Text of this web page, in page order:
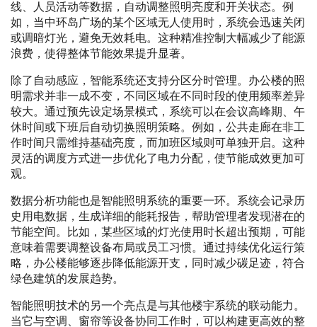
线、人员活动等数据，自动调整照明亮度和开关状态。例
如，当中环岛广场的某个区域无人使用时，系统会迅速关闭
或调暗灯光，避免无效耗电。这种精准控制大幅减少了能源
浪费，使得整体节能效果提升显著。
除了自动感应，智能系统还支持分区分时管理。办公楼的照
明需求并非一成不变，不同区域在不同时段的使用频率差异
较大。通过预先设定场景模式，系统可以在会议高峰期、午
休时间或下班后自动切换照明策略。例如，公共走廊在非工
作时间只需维持基础亮度，而加班区域则可单独开启。这种
灵活的调度方式进一步优化了电力分配，使节能成效更加可
观。
数据分析功能也是智能照明系统的重要一环。系统会记录历
史用电数据，生成详细的能耗报告，帮助管理者发现潜在的
节能空间。比如，某些区域的灯光使用时长超出预期，可能
意味着需要调整设备布局或员工习惯。通过持续优化运行策
略，办公楼能够逐步降低能源开支，同时减少碳足迹，符合
绿色建筑的发展趋势。
智能照明技术的另一个亮点是与其他楼宇系统的联动能力。
当它与空调、窗帘等设备协同工作时，可以构建更高效的整